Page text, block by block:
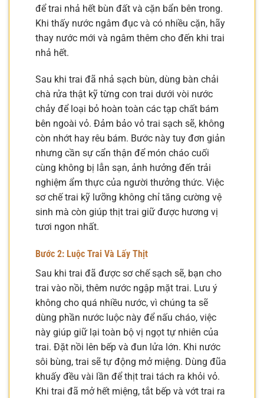
để trai nhả hết bùn đất và cặn bẩn bên trong.
Khi thấy nước ngâm đục và có nhiều cặn, hãy
thay nước mới và ngâm thêm cho đến khi trai
nhả hết.
Sau khi trai đã nhả sạch bùn, dùng bàn chải
chà rửa thật kỹ từng con trai dưới vòi nước
chảy để loại bỏ hoàn toàn các tạp chất bám
bên ngoài vỏ. Đảm bảo vỏ trai sạch sẽ, không
còn nhớt hay rêu bám. Bước này tuy đơn giản
nhưng cần sự cẩn thận để món cháo cuối
cùng không bị lẫn sạn, ảnh hưởng đến trải
nghiệm ẩm thực của người thưởng thức. Việc
sơ chế trai kỹ lưỡng không chỉ tăng cường vệ
sinh mà còn giúp thịt trai giữ được hương vị
tươi ngon nhất.
Bước 2: Luộc Trai Và Lấy Thịt
Sau khi trai đã được sơ chế sạch sẽ, bạn cho
trai vào nồi, thêm nước ngập mặt trai. Lưu ý
không cho quá nhiều nước, vì chúng ta sẽ
dùng phần nước luộc này để nấu cháo, việc
này giúp giữ lại toàn bộ vị ngọt tự nhiên của
trai. Đặt nồi lên bếp và đun lửa lớn. Khi nước
sôi bùng, trai sẽ tự động mở miệng. Dùng đũa
khuấy đều vài lần để thịt trai tách ra khỏi vỏ.
Khi trai đã mở hết miệng, tắt bếp và vớt trai ra